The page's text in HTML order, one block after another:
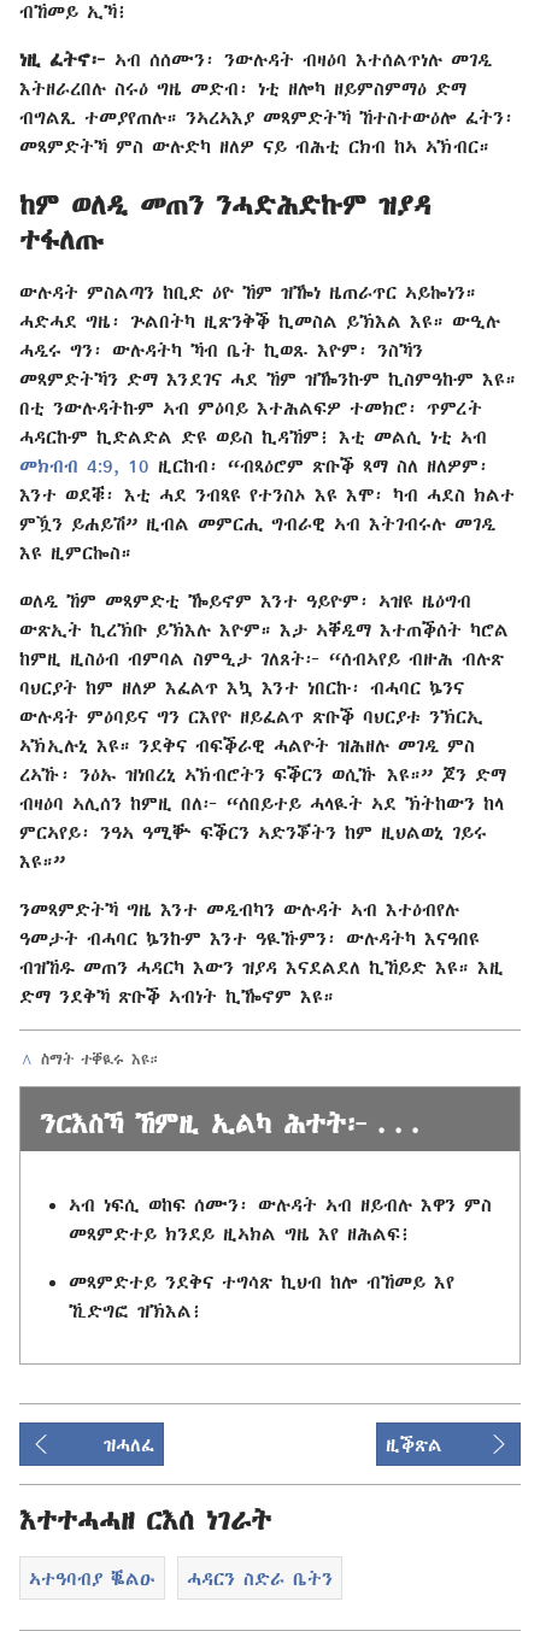
ብኸመይ ኢኻ፧
ነዚ ፈትኖ፦ ኣብ ሰሰሙን፡ ንውሉዳት ብዛዕባ እተሰልጥነሉ መገዲ
እትዘራረበሉ ስሩዕ ግዜ መድብ፡ ነቲ ዘሎካ ዘይምስምማዕ ድማ
ብግልጺ ተመያየጠሉ። ንኣረኣእያ መጻምድትኻ ኸተስተውዕሎ ፈትን፡
መጻምድትኻ ምስ ውሉድካ ዘለዎ ናይ ብሕቲ ርክብ ከኣ ኣኽብር።
ከም ወለዲ መጠን ንሓድሕድኩም ዝያዳ
ተፋለጡ
ውሉዳት ምስልጣን ከቢድ ዕዮ ኸም ዝዀነ ዜጠራጥር ኣይኰነን።
ሓድሓደ ግዜ፡ ጕልበትካ ዚጽንቅቕ ኪመስል ይኽእል እዩ። ውዒሉ
ሓዲሩ ግን፡ ውሉዳትካ ኻብ ቤት ኪወጹ እዮም፡ ንስኻን
መጻምድትኻን ድማ እንደገና ሓደ ኸም ዝዀንኩም ኪስምዓኩም እዩ።
በቲ ንውሉዳትኩም ኣብ ምዕባይ እተሕልፍዎ ተመክሮ፡ ጥምረት
ሓዳርኩም ኪድልድል ድዩ ወይስ ኪዳኸም፧ እቲ መልሲ ነቲ ኣብ
መክብብ 4:9, 10 ዚርከብ፡ “ብጻዕሮም ጽቡቕ ጻማ ስለ ዘለዎም፡
እንተ ወደቑ፡ እቲ ሓደ ንብጻዩ የተንስኦ እዩ እሞ፡ ካብ ሓደስ ክልተ
ምዃን ይሐይሽ” ዚብል መምርሒ ግብራዊ ኣብ እትገብሩሉ መገዲ
እዩ ዚምርኰስ።
ወለዲ ኸም መጻምድቲ ዀይኖም እንተ ዓይዮም፡ ኣዝዩ ዜዕግብ
ውጽኢት ኪረኽቡ ይኽእሉ እዮም። እታ ኣቐዲማ እተጠቕሰት ካሮል
ከምዚ ዚስዕብ ብምባል ስምዒታ ገለጸት፦ “ሰብኣየይ ብዙሕ ብሉጽ
ባህርያት ከም ዘለዎ እፈልጥ እኳ እንተ ነበርኩ፡ ብሓባር ኴንና
ውሉዳት ምዕባይና ግን ርእየዮ ዘይፈልጥ ጽቡቕ ባህርያቱ ንኽርኢ
ኣኽኢሉኒ እዩ። ንደቅና ብፍቕራዊ ሓልዮት ዝሕዘሉ መገዲ ምስ
ረኣኹ፡ ንዕኡ ዝነበረኒ ኣኽብሮትን ፍቕርን ወሲኹ እዩ።” ጆን ድማ
ብዛዕባ ኣሊሰን ከምዚ በለ፦ “ሰበይተይ ሓላዪት ኣደ ኽትከውን ከላ
ምርኣየይ፡ ንዓኣ ዓሚቝ ፍቕርን ኣድንቖትን ከም ዚህልወኒ ገይሩ
እዩ።”
ንመጻምድትኻ ግዜ እንተ መዲብካን ውሉዳት ኣብ እተዕብየሉ
ዓመታት ብሓባር ኴንኩም እንተ ዓዪኹምን፡ ውሉዳትካ እናዓበዩ
ብዝኸዱ መጠን ሓዳርካ እውን ዝያዳ እናደልደለ ኪኸይድ እዩ። እዚ
ድማ ንደቅኻ ጽቡቕ ኣብነት ኪዀኖም እዩ።
^ ስማት ተቐዪሩ እዩ።
ንርእስኻ ኸምዚ ኢልካ ሕተት፦ . . .
ኣብ ነፍሲ ወከፍ ሰሙን፡ ውሉዳት ኣብ ዘይብሉ እዋን ምስ
መጻምድተይ ክንደይ ዚኣክል ግዜ እየ ዘሕልፍ፧
መጻምድተይ ንደቅና ተግሳጽ ኪህብ ከሎ ብኸመይ እየ
ኺድግፎ ዝኽእል፧
ዝሓለፈ ዚቕጽል
እተተሓሓዘ ርእሰ ነገራት
ኣተዓባብያ ቘልዑ ሓዳርን ስድራ ቤትን